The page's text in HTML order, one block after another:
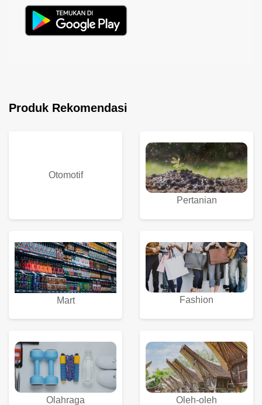
Produk Rekomendasi
Otomotif
Pertanian
Mart Fashion
Olahraga Oleh-oleh